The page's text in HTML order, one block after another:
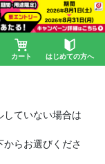
カート はじめての方へ
していない場合は
らお選びくださ